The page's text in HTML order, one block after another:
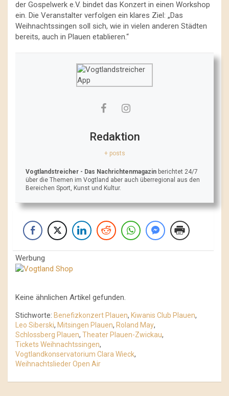
der Gospelwerk e.V. bindet das Konzert in einen Workshop
ein. Die Veranstalter verfolgen ein klares Ziel: „Das
Weihnachtssingen soll sich, wie in vielen anderen Städten
bereits, auch in Plauen etablieren.“
Redaktion
+ posts
Vogtlandstreicher - Das Nachrichtenmagazin berichtet 24/7
über die Themen im Vogtland aber auch überregional aus den
Bereichen Sport, Kunst und Kultur.
Werbung
Keine ähnlichen Artikel gefunden.
Stichworte: Benefizkonzert Plauen, Kiwanis Club Plauen,
Leo Siberski, Mitsingen Plauen, Roland May,
Schlossberg Plauen, Theater Plauen-Zwickau,
Tickets Weihnachtssingen,
Vogtlandkonservatorium Clara Wieck,
Weihnachtslieder Open Air